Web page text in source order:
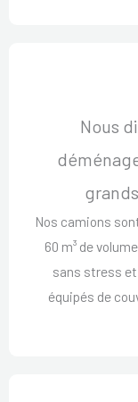
Nous
Nos camions
60 m³ de
sans stress
équipés de